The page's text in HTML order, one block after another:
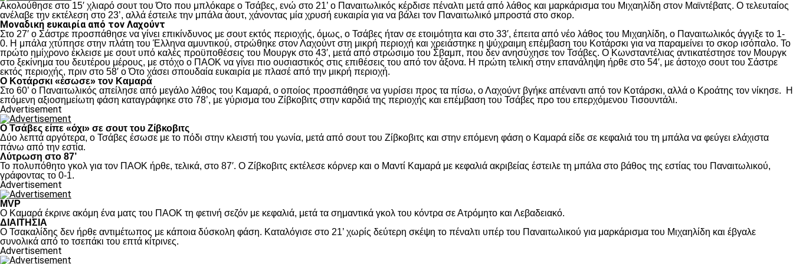
Ακολούθησε στο 15′ χλιαρό σουτ του Ότο που μπλόκαρε ο Τσάβες, ενώ στο 21’ ο Παναιτωλικός κέρδισε πέναλτι μετά από λάθος και μαρκάρισμα του Μιχαηλίδη στον Μαϊντέβατς. Ο τελευταίος
ανέλαβε την εκτέλεση στο 23’, αλλά έστειλε την μπάλα άουτ, χάνοντας μία χρυσή ευκαιρία για να βάλει τον Παναιτωλικό μπροστά στο σκορ.
Μοναδική ευκαιρία από τον Λαχούντ
Στο 27′ ο Σάστρε προσπάθησε να γίνει επικίνδυνος με σουτ εκτός περιοχής, όμως, ο Τσάβες ήταν σε ετοιμότητα και στο 33′, έπειτα από νέο λάθος του Μιχαηλίδη, ο Παναιτωλικός άγγιξε το 1-
0. Η μπάλα χτύπησε στην πλάτη του Έλληνα αμυντικού, στρώθηκε στον Λαχούντ στη μικρή περιοχή και χρειάστηκε η ψύχραιμη επέμβαση του Κοτάρσκι για να παραμείνει το σκορ ισόπαλο. Το
πρώτο ημίχρονο έκλεισε με σουτ υπό καλές προϋποθέσεις του Μουργκ στο 43′, μετά από στρώσιμο του Σβαμπ, που δεν ανησύχησε τον Τσάβες. Ο Κωνσταντέλιας αντικατέστησε τον Μουργκ
στο ξεκίνημα του δευτέρου μέρους, με στόχο ο ΠΑΟΚ να γίνει πιο ουσιαστικός στις επιθέσεις του από τον άξονα. Η πρώτη τελική στην επανάληψη ήρθε στο 54′, με άστοχο σουτ του Σάστρε
εκτός περιοχής, πριν στο 58′ ο Ότο χάσει σπουδαία ευκαιρία με πλασέ από την μικρή περιοχή.
Ο Κοτάρσκι «έσωσε» τον Καμαρά
Στο 60’ ο Παναιτωλικός απείλησε από μεγάλο λάθος του Καμαρά, ο οποίος προσπάθησε να γυρίσει προς τα πίσω, ο Λαχούντ βγήκε απέναντι από τον Κοτάρσκι, αλλά ο Κροάτης τον νίκησε. Η
επόμενη αξιοσημείωτη φάση καταγράφηκε στο 78’, με γύρισμα του Ζίβκοβιτς στην καρδιά της περιοχής και επέμβαση του Τσάβες προ του επερχόμενου Τισουντάλι.
Advertisement
Ο Τσάβες είπε «όχι» σε σουτ του Ζίβκοβιτς
Δύο λεπτά αργότερα, ο Τσάβες έσωσε με το πόδι στην κλειστή του γωνία, μετά από σουτ του Ζίβκοβιτς και στην επόμενη φάση ο Καμαρά είδε σε κεφαλιά του τη μπάλα να φεύγει ελάχιστα
πάνω από την εστία.
Λύτρωση στο 87’
Το πολυπόθητο γκολ για τον ΠΑΟΚ ήρθε, τελικά, στο 87′. Ο Ζίβκοβιτς εκτέλεσε κόρνερ και ο Μαντί Καμαρά με κεφαλιά ακριβείας έστειλε τη μπάλα στο βάθος της εστίας του Παναιτωλικού,
γράφοντας το 0-1.
Advertisement
MVP
Ο Καμαρά έκρινε ακόμη ένα ματς του ΠΑΟΚ τη φετινή σεζόν με κεφαλιά, μετά τα σημαντικά γκολ του κόντρα σε Ατρόμητο και Λεβαδειακό.
ΔΙΑΙΤΗΣΙΑ
Ο Τσακαλίδης δεν ήρθε αντιμέτωπος με κάποια δύσκολη φάση. Καταλόγισε στο 21’ χωρίς δεύτερη σκέψη το πέναλτι υπέρ του Παναιτωλικού για μαρκάρισμα του Μιχαηλίδη και έβγαλε
συνολικά από το τσεπάκι του επτά κίτρινες.
Advertisement